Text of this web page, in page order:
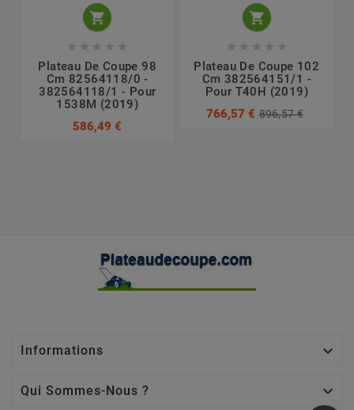

    
Plateau De Coupe 98
Cm 82564118/0 -
382564118/1 - Pour
1538M (2019)
586,49 €

    
Plateau De Coupe 102
Cm 382564151/1 -
Pour T40H (2019)
766,57 € 896,57 €
Informations 
Qui Sommes-Nous ? 